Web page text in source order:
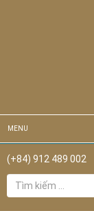
MENU
(+84) 912 489 002
Tìm
kiếm
cho: